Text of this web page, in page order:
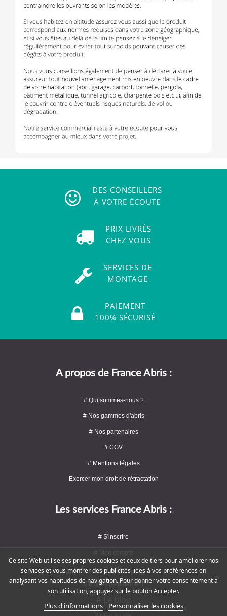
DES CONSEILLERS
À VOTRE ÉCOUTE
PRIX LIVRÉS
CHEZ VOUS
SERVICES DE
MONTAGE
PAIEMENT
100% SÉCURISÉ
A propos de France Abris :
# Qui sommes-nous ?
# Nos gammes d'abris
# Nos partenaires
# CGV
# Mentions légales
Exercer mon droit de rétractation
Les services France Abris :
# S'inscrire
# FAQ
# Modes de paiement
Ce site Web utilise ses propres cookies et ceux de tiers pour améliorer nos
services et vous montrer des publicités liées à vos préférences en
analysant vos habitudes de navigation. Pour donner votre consentement à
son utilisation, appuyez sur le bouton Accepter.
Plus d'informations Personnaliser les cookies